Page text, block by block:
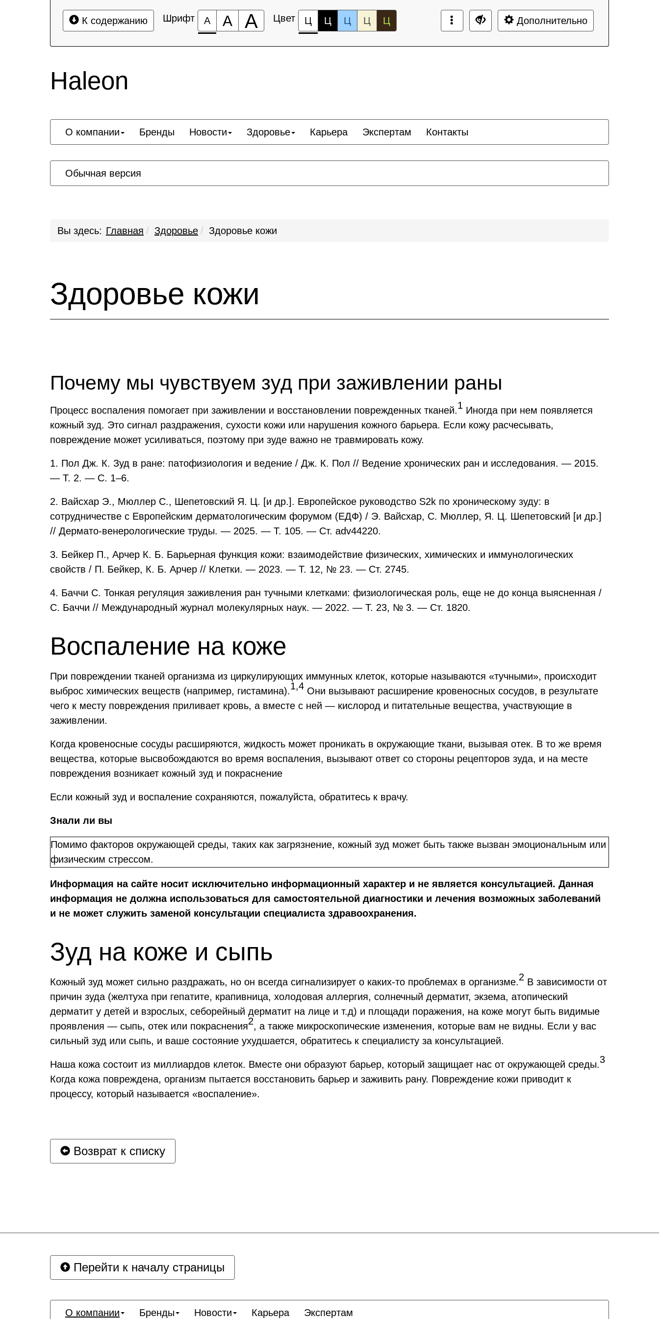
К содержанию Шрифт А А А Цвет Ц Ц Ц Ц Ц Дополнительно
Haleon
О компании Бренды Новости Здоровье Карьера Экспертам Контакты
Обычная версия
Вы здесь: Главная Здоровье Здоровье кожи
Здоровье кожи
Почему мы чувствуем зуд при заживлении раны
Процесс воспаления помогает при заживлении и восстановлении поврежденных тканей.1 Иногда при нем появляется
кожный зуд. Это сигнал раздражения, сухости кожи или нарушения кожного барьера. Если кожу расчесывать,
повреждение может усиливаться, поэтому при зуде важно не травмировать кожу.
1. Пол Дж. К. Зуд в ране: патофизиология и ведение / Дж. К. Пол // Ведение хронических ран и исследования. — 2015.
— Т. 2. — С. 1–6.
2. Вайсхар Э., Мюллер С., Шепетовский Я. Ц. [и др.]. Европейское руководство S2k по хроническому зуду: в
сотрудничестве с Европейским дерматологическим форумом (ЕДФ) / Э. Вайсхар, С. Мюллер, Я. Ц. Шепетовский [и др.]
// Дермато-венерологические труды. — 2025. — Т. 105. — Ст. adv44220.
3. Бейкер П., Арчер К. Б. Барьерная функция кожи: взаимодействие физических, химических и иммунологических
свойств / П. Бейкер, К. Б. Арчер // Клетки. — 2023. — Т. 12, № 23. — Ст. 2745.
4. Баччи С. Тонкая регуляция заживления ран тучными клетками: физиологическая роль, еще не до конца выясненная /
С. Баччи // Международный журнал молекулярных наук. — 2022. — Т. 23, № 3. — Ст. 1820.
Воспаление на коже
При повреждении тканей организма из циркулирующих иммунных клеток, которые называются «тучными», происходит
выброс химических веществ (например, гистамина).1,4 Они вызывают расширение кровеносных сосудов, в результате
чего к месту повреждения приливает кровь, а вместе с ней — кислород и питательные вещества, участвующие в
заживлении.
Когда кровеносные сосуды расширяются, жидкость может проникать в окружающие ткани, вызывая отек. В то же время
вещества, которые высвобождаются во время воспаления, вызывают ответ со стороны рецепторов зуда, и на месте
повреждения возникает кожный зуд и покраснение
Если кожный зуд и воспаление сохраняются, пожалуйста, обратитесь к врачу.
Знали ли вы
Помимо факторов окружающей среды, таких как загрязнение, кожный зуд может быть также вызван эмоциональным или
физическим стрессом.
Информация на сайте носит исключительно информационный характер и не является консультацией. Данная
информация не должна использоваться для самостоятельной диагностики и лечения возможных заболеваний
и не может служить заменой консультации специалиста здравоохранения.
Зуд на коже и сыпь
Кожный зуд может сильно раздражать, но он всегда сигнализирует о каких-то проблемах в организме.2 В зависимости от
причин зуда (желтуха при гепатите, крапивница, холодовая аллергия, солнечный дерматит, экзема, атопический
дерматит у детей и взрослых, себорейный дерматит на лице и т.д) и площади поражения, на коже могут быть видимые
проявления — сыпь, отек или покраснения2, а также микроскопические изменения, которые вам не видны. Если у вас
сильный зуд или сыпь, и ваше состояние ухудшается, обратитесь к специалисту за консультацией.
Наша кожа состоит из миллиардов клеток. Вместе они образуют барьер, который защищает нас от окружающей среды.3
Когда кожа повреждена, организм пытается восстановить барьер и заживить рану. Повреждение кожи приводит к
процессу, который называется «воспаление».
Возврат к списку
Перейти к началу страницы
О компании Бренды Новости Карьера Экспертам